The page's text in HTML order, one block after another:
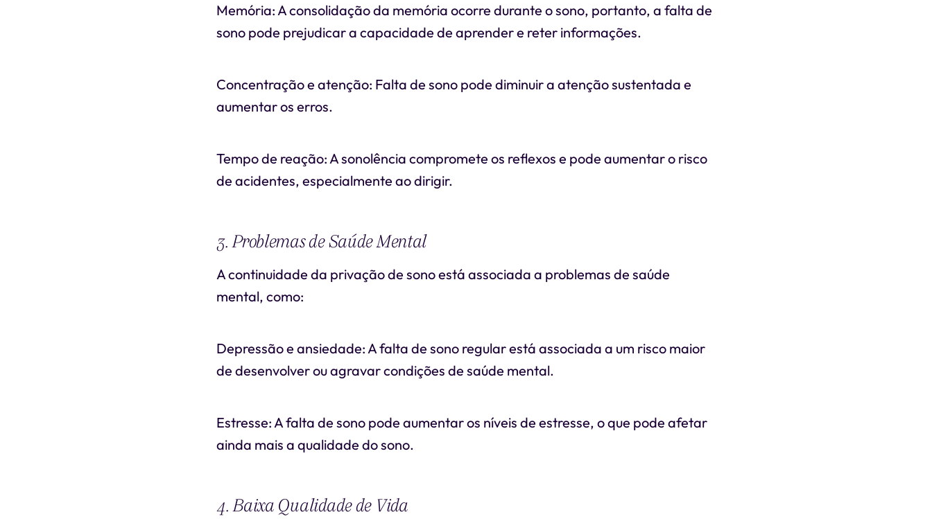
Memória: A consolidação da memória ocorre durante o sono, portanto, a falta de
sono pode prejudicar a capacidade de aprender e reter informações.
Concentração e atenção: Falta de sono pode diminuir a atenção sustentada e
aumentar os erros.
Tempo de reação: A sonolência compromete os reflexos e pode aumentar o risco
de acidentes, especialmente ao dirigir.
3. Problemas de Saúde Mental
A continuidade da privação de sono está associada a problemas de saúde
mental, como:
Depressão e ansiedade: A falta de sono regular está associada a um risco maior
de desenvolver ou agravar condições de saúde mental.
Estresse: A falta de sono pode aumentar os níveis de estresse, o que pode afetar
ainda mais a qualidade do sono.
4. Baixa Qualidade de Vida